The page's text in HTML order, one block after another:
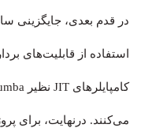
می‌کنند. درنهایت، برای